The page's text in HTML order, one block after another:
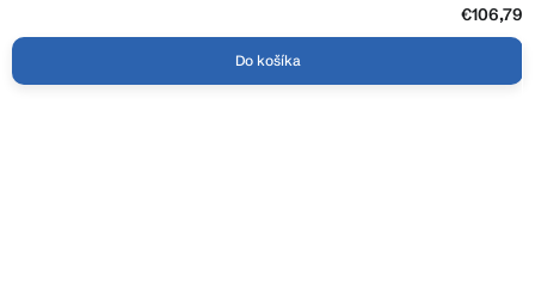
€106,79
Do košíka